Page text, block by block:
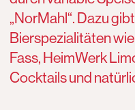
„NorMahl“. Dazu
Bierspezialitäten
Fass, HeimWerk
Cocktails und